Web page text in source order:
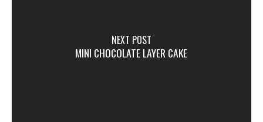
NEXT POST
MINI CHOCOLATE LAYER CAKE